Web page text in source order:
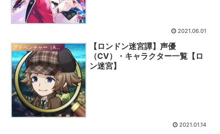
2021.06.01
【ロンドン迷宮譚】声優
（CV）・キャラクター一覧【ロ
ン迷宮】
2021.01.14